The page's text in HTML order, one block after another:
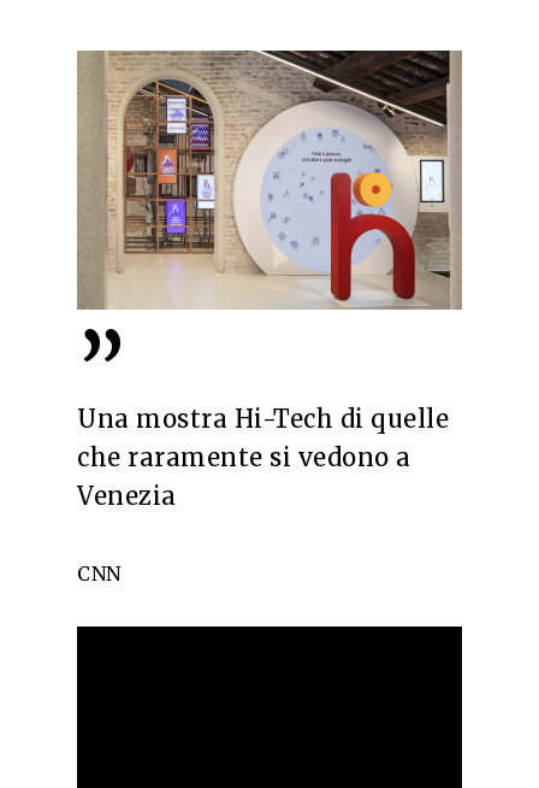
”
Una mostra Hi-Tech di quelle
che raramente si vedono a
Venezia
CNN